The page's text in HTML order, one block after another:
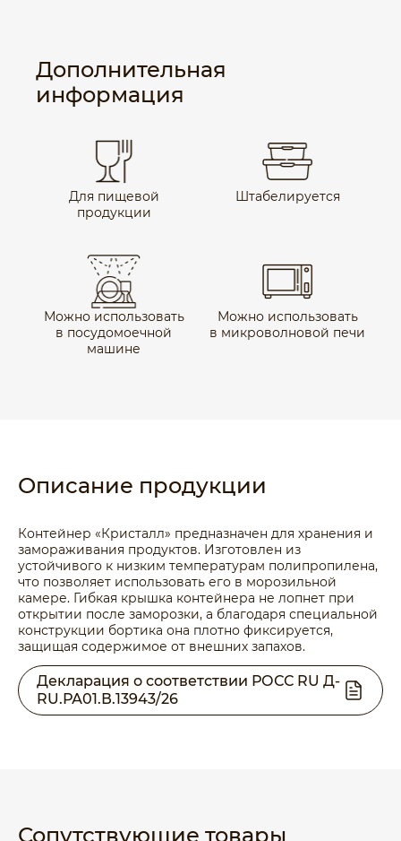
Дополнительная
информация
Для пищевой
продукции
Штабелируется
Можно использовать
в посудомоечной
машине
Можно использовать
в микроволновой печи
Описание продукции
Контейнер «Кристалл» предназначен для хранения и
замораживания продуктов. Изготовлен из
устойчивого к низким температурам полипропилена,
что позволяет использовать его в морозильной
камере. Гибкая крышка контейнера не лопнет при
открытии после заморозки, а благодаря специальной
конструкции бортика она плотно фиксируется,
защищая содержимое от внешних запахов.
Декларация о соответствии РОСС RU Д-
RU.РА01.В.13943/26
Сопутствующие товары